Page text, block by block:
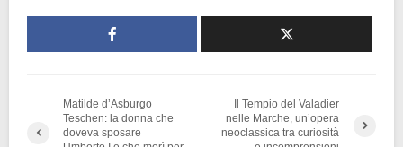
Matilde d’Asburgo
Teschen: la donna che
doveva sposare
Il Tempio del Valadier
nelle Marche, un’opera
neoclassica tra curiosità